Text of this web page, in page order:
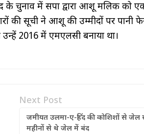
के चुनाव में सपा द्वारा आशू मलिक को
की सूची ने आशू की उम्मीदों पर पानी
2016 में एमएलसी बनाया था।
Next Post
जमीयत उलमा-ए-हिंद की कोशिशों से जेल
महीनों से थे जेल में बंद